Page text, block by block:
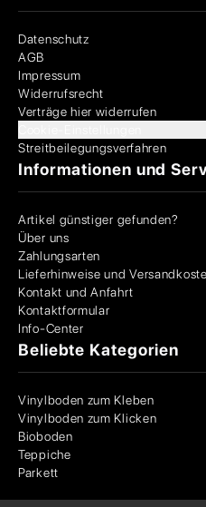
Datenschutz
AGB
Impressum
Widerrufsrecht
Verträge hier widerrufen
Streitbeilegungsverfahren
Informationen und
Artikel günstiger gefunden?
Über uns
Zahlungsarten
Lieferhinweise und
Kontakt und Anfahrt
Kontaktformular
Info-Center
Beliebte Kategorien
Vinylboden zum Kleben
Vinylboden zum Klicken
Bioboden
Teppiche
Parkett